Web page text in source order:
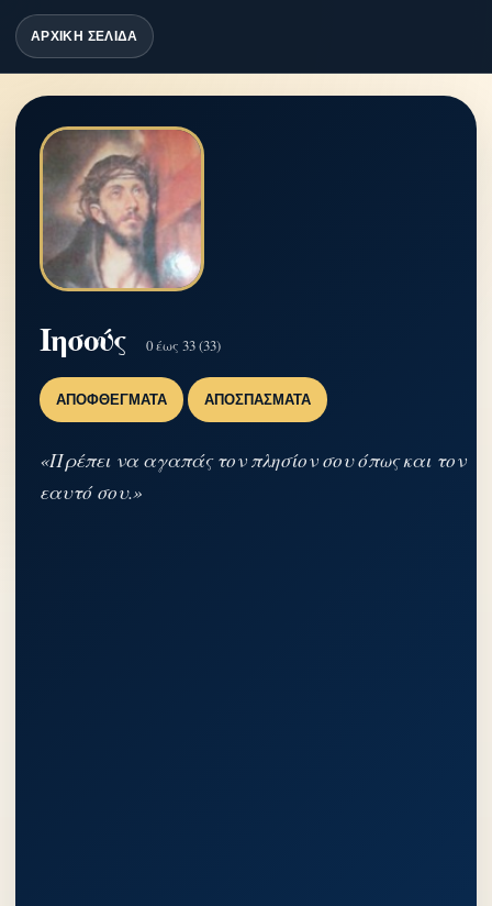
ΑΡΧΙΚΗ ΣΕΛΙΔΑ
Ιησούς 0 έως 33 (33)
ΑΠΟΦΘΈΓΜΑΤΑ ΑΠΟΣΠΆΣΜΑΤΑ
«Πρέπει να αγαπάς τον πλησίον σου όπως και τον
εαυτό σου.»